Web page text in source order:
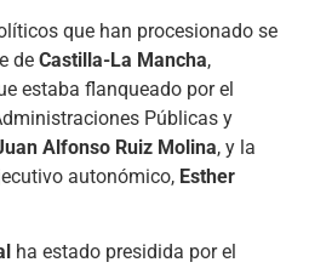
que han procesionado se
de Castilla-La Mancha,
estaba flanqueado por el
Públicas y
Alfonso Ruiz Molina, y la
autonómico, Esther
ha estado presidida por el